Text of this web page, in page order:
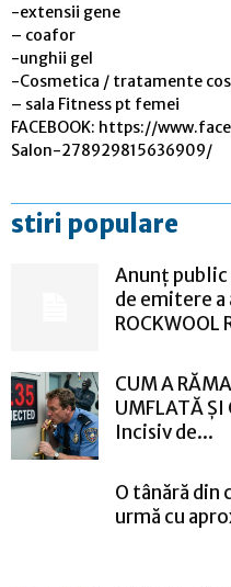
-extensii gene
– coafor
-unghii gel
-Cosmetica / tratamente
– sala Fitness pt femei
FACEBOOK: https://
Salon-278929815636909/
stiri populare
Anunț
de emitere
ROCKWOOL
CUM A
UMFLATĂ ȘI
Incisiv de...
O tânără din
urmă cu